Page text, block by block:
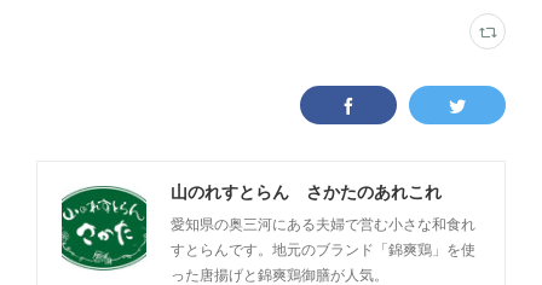
山のれすとらん さかたのあれこれ
愛知県の奥三河にある夫婦で営む小さな和食れ
すとらんです。地元のブランド「錦爽鶏」を使
った唐揚げと錦爽鶏御膳が人気。